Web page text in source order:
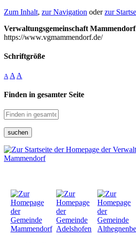
Zum Inhalt, zur Navigation oderzur
Verwaltungsgemeinschaft Mammendorf
https://www.vgmammendorf.de/
Schriftgröße
A A A
Finden in gesamter Seite
suchen